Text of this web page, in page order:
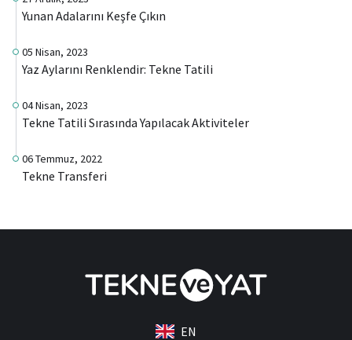
Yunan Adalarını Keşfe Çıkın
05 Nisan, 2023
Yaz Aylarını Renklendir: Tekne Tatili
04 Nisan, 2023
Tekne Tatili Sırasında Yapılacak Aktiviteler
06 Temmuz, 2022
Tekne Transferi
EN